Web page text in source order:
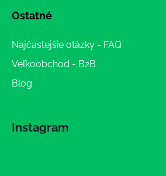
Ostatné
Najčastejšie otázky - FAQ
Veľkoobchod - B2B
Blog
Instagram